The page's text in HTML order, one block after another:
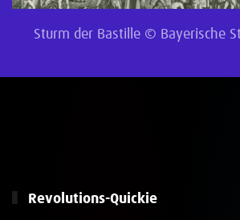
Sturm der Bastille © Bayerische
Revolutions-Quickie